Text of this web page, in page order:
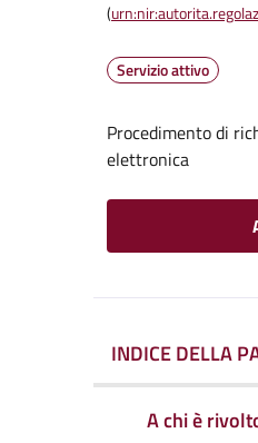
(
Servizio attivo
Procedimento di
elettronica
INDICE DELLA
A chi è